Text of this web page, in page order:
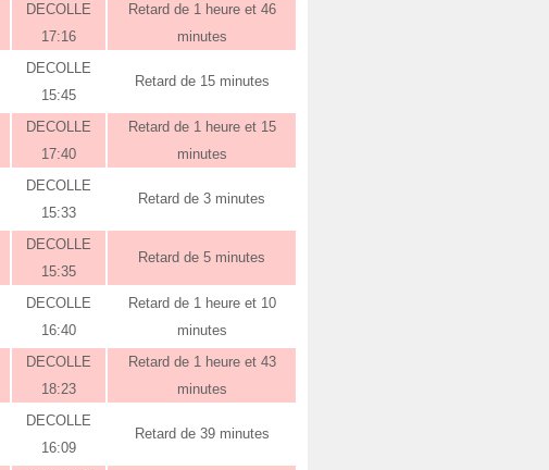
DECOLLE
17:16
Retard de 1 heure et 46
minutes
DECOLLE
15:45
Retard de 15 minutes
DECOLLE
17:40
Retard de 1 heure et 15
minutes
DECOLLE
15:33
Retard de 3 minutes
DECOLLE
15:35
Retard de 5 minutes
DECOLLE
16:40
Retard de 1 heure et 10
minutes
DECOLLE
18:23
Retard de 1 heure et 43
minutes
DECOLLE
16:09
Retard de 39 minutes